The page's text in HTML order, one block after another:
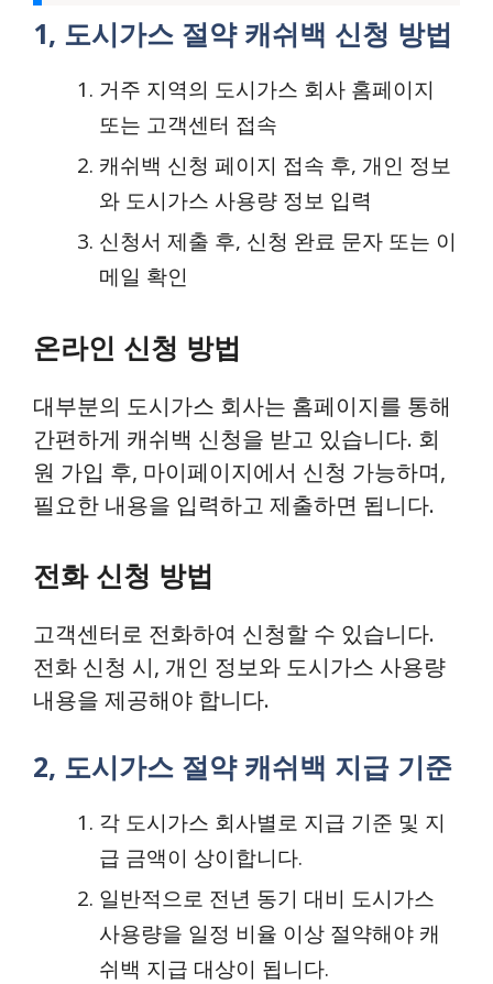
1, 도시가스 절약 캐쉬백 신청 방법
거주 지역의 도시가스 회사 홈페이지
또는 고객센터 접속
캐쉬백 신청 페이지 접속 후, 개인 정보
와 도시가스 사용량 정보 입력
신청서 제출 후, 신청 완료 문자 또는 이
메일 확인
온라인 신청 방법
대부분의 도시가스 회사는 홈페이지를 통해
간편하게 캐쉬백 신청을 받고 있습니다. 회
원 가입 후, 마이페이지에서 신청 가능하며,
필요한 내용을 입력하고 제출하면 됩니다.
전화 신청 방법
고객센터로 전화하여 신청할 수 있습니다.
전화 신청 시, 개인 정보와 도시가스 사용량
내용을 제공해야 합니다.
2, 도시가스 절약 캐쉬백 지급 기준
각 도시가스 회사별로 지급 기준 및 지
급 금액이 상이합니다.
일반적으로 전년 동기 대비 도시가스
사용량을 일정 비율 이상 절약해야 캐
쉬백 지급 대상이 됩니다.